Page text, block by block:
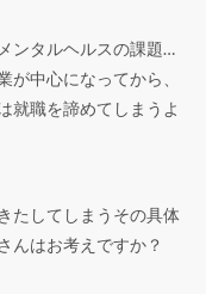
ンタルヘルスの課題…
中心になってから、
就職を諦めてしまうよ
たしてしまうその具体
んはお考えですか？